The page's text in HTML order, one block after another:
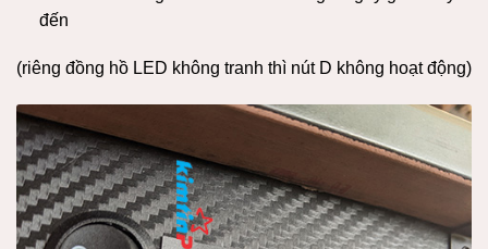
đến
(riêng đồng hồ LED không tranh thì nút D không hoạt động)